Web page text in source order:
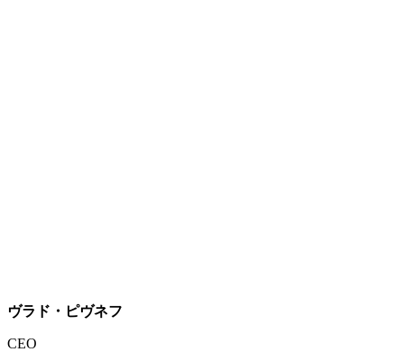
ヴラド・ピヴネフ
CEO